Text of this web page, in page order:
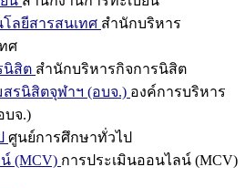
ลยีสารสนเทศ สำนักบริหาร
ศ
นิสิต สำนักบริหารกิจการนิสิต
รนิสิตจุฬาฯ (อบจ.) องค์การบริหาร
บจ.)
ศูนย์การศึกษาทั่วไป
(MCV) การประเมินออนไลน์ (MCV)